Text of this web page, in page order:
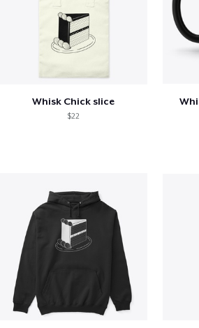
Whisk Chick slice
$22